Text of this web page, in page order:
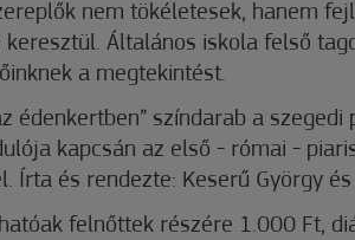
nem tökéletesek, hanem
keresztül. Általános iskola felső
a megtekintést.
édenkertben” színdarab a
kapcsán az első - római -
Írta és rendezte: Keserű György és
felnőttek részére 1.000 Ft,